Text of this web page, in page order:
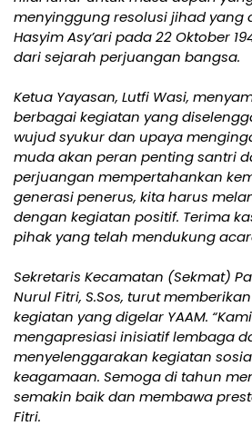
menyinggung resolusi jihad yang
Hasyim Asy’ari pada 22 Oktober
dari sejarah perjuangan bangsa.
Ketua Yayasan, Lutfi Wasi,
berbagai kegiatan yang
wujud syukur dan upaya
muda akan peran penting santri
perjuangan mempertahankan
generasi penerus, kita harus
dengan kegiatan positif. Terima
pihak yang telah mendukung
Sekretaris Kecamatan (Sekmat)
Nurul Fitri, S.Sos, turut
kegiatan yang digelar YAAM.
mengapresiasi inisiatif lembaga
menyelenggarakan kegiatan
keagamaan. Semoga di tahun
semakin baik dan membawa
Fitri.